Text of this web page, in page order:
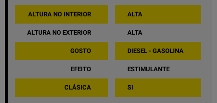
ALTURA NO INTERIOR ALTA
ALTURA NO EXTERIOR ALTA
GOSTO DIESEL - GASOLINA
EFEITO ESTIMULANTE
CLÁSICA SI